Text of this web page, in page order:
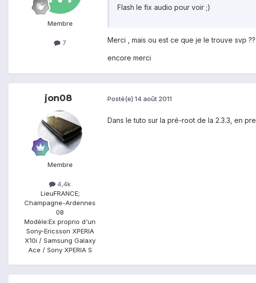
Membre
7
Flash le fix audio pour voir ;)
Merci , mais ou est ce que je le trouve svp ??
encore merci
jon08
Membre
4,4k
LieuFRANCE;
Champagne-Ardennes
08
Modèle:Ex proprio d'un
Sony-Ericsson XPERIA
X10i / Samsung Galaxy
Ace / Sony XPERIA S
Posté(e) 14 août 2011
Dans le tuto sur la pré-root de la 2.3.3, en